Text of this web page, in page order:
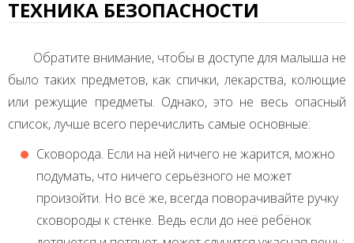
ТЕХНИКА БЕЗОПАСНОСТИ
Обратите внимание, чтобы в доступе для малыша не
было таких предметов, как спички, лекарства, колющие
или режущие предметы. Однако, это не весь опасный
список, лучше всего перечислить самые основные:
Сковорода. Если на ней ничего не жарится, можно
подумать, что ничего серьёзного не может
произойти. Но всё же, всегда поворачивайте ручку
сковороды к стенке. Ведь если до неё ребёнок